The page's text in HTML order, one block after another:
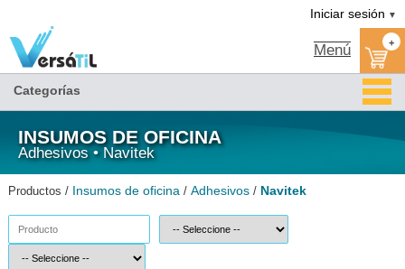
Iniciar sesión ▼
Menú +
Categorías
INSUMOS DE OFICINA
Adhesivos • Navitek
Productos / Insumos de oficina / Adhesivos / Navitek